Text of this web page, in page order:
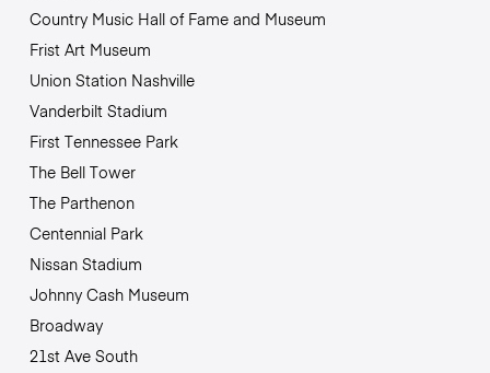
Country Music Hall of Fame and Museum
Frist Art Museum
Union Station Nashville
Vanderbilt Stadium
First Tennessee Park
The Bell Tower
The Parthenon
Centennial Park
Nissan Stadium
Johnny Cash Museum
Broadway
21st Ave South